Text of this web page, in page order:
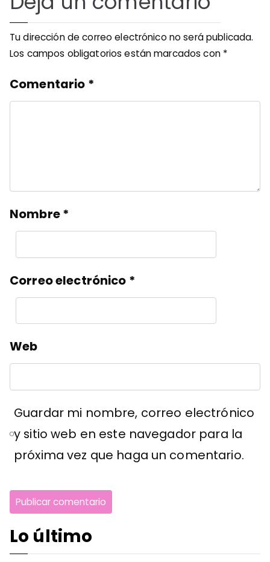
Tu dirección de correo electrónico no será publicada.
Los campos obligatorios están marcados con *
Comentario *
Nombre*
Correo electrónico *
Web
Guardar mi nombre, correo electrónico
y sitio web en este navegador para la
próxima vez que haga un comentario.
Lo último